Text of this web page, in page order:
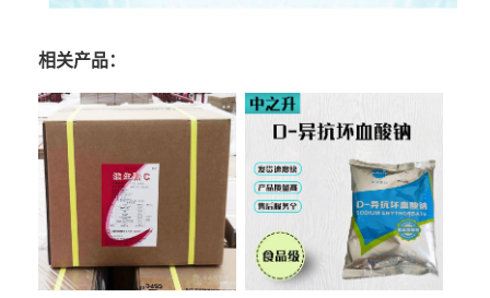
相关产品：